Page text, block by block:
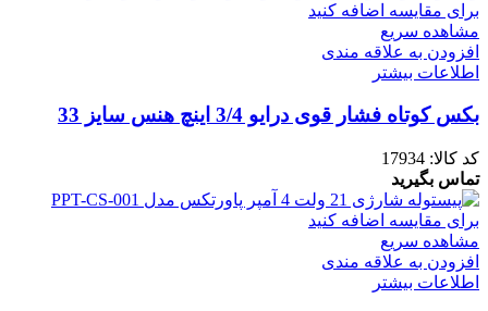
برای مقایسه اضافه کنید
مشاهده سریع
افزودن به علاقه مندی
اطلاعات بیشتر
بکس کوتاه فشار قوی درایو 3/4 اینچ هنس سایز 33
کد کالا: 17934
تماس بگیرید
برای مقایسه اضافه کنید
مشاهده سریع
افزودن به علاقه مندی
اطلاعات بیشتر